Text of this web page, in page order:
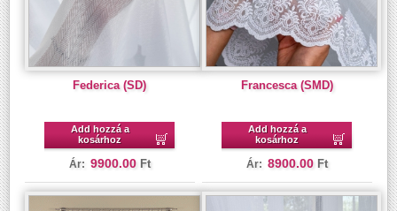
Federica (SD)
Add hozzá a
kosárhoz
Ár: 9900.00 Ft
Francesca (SMD)
Add hozzá a
kosárhoz
Ár: 8900.00 Ft